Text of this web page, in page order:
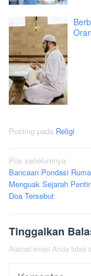
Posting pada Religi
Navigasi
pos
Pos sebelumnya
Bancaan Pondasi
Menguak Sejarah
Doa Tersebut
Tinggalkan
Alamat email Anda tidak